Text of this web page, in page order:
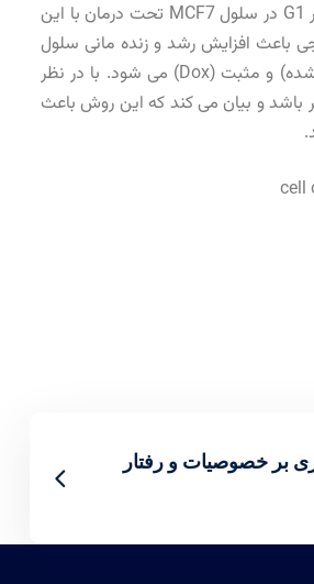
نشانه ای از مرگ سلول در کنترل مثبت (Doxorubicin) افزایش یافت، در حالی که جمعیت زیر G1 در سلول MCF7 تحت درمان با این
باعث افزایش رشد و زنده مانی سلول
وابسته به زمان بدون القای آپوپتوز در مقایسه با گروه های کنترل منفی (سلول های درمان نشده) و مثبت (Dox) می شود. با در نظر
باشد و بیان می کند که این روش باعث
بر خصوصیات و رفتار